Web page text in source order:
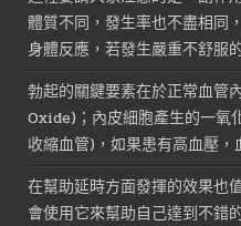
體質不同，發生率也不盡相同
身體反應，若發生嚴重不舒服
勃起的關鍵要素在於正常血
Oxide)；內皮細胞產生的一氧
收縮血管)，如果患有高血壓
在幫助延時方面發揮的效果也
會使用它來幫助自己達到不錯